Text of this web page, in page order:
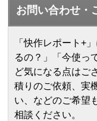
お問い合わせ・
「快作レポート+
るの？」「今使っ
ど気になる点はご
積りのご依頼、実
い、などのご希望
相談ください。